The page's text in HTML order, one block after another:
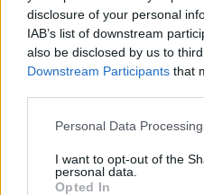
disclosure of your personal
IAB’s list of downstream
also be disclosed by us to
Downstream Participants that
Personal Data
I want to opt-out of the
personal data.
Opted In
Sutinku su taisyklėmis